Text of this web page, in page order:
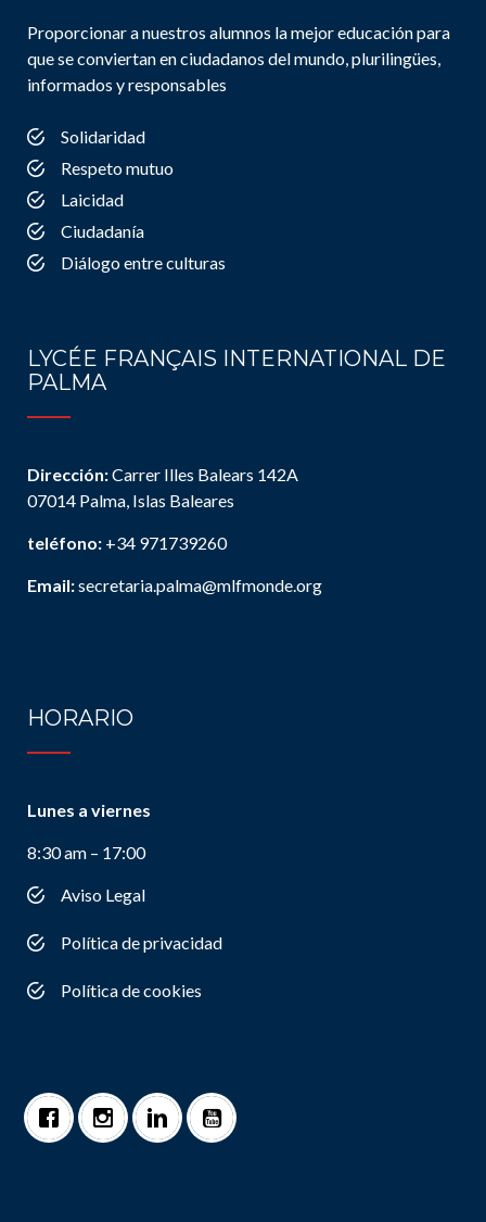
Proporcionar a nuestros alumnos la mejor educación para
que se conviertan en ciudadanos del mundo, plurilingües,
informados y responsables
Solidaridad
Respeto mutuo
Laicidad
Ciudadanía
Diálogo entre culturas
LYCÉE FRANÇAIS INTERNATIONAL DE
PALMA
Dirección:Carrer Illes Balears 142A
07014 Palma, Islas Baleares
teléfono: +34 971739260
Email:secretaria.palma@mlfmonde.org
HORARIO
Lunes a viernes
8:30 am – 17:00
Aviso Legal
Política de privacidad
Política de cookies